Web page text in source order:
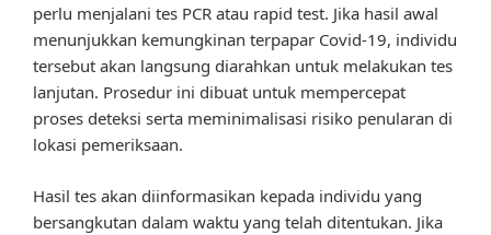
perlu menjalani tes PCR atau rapid test. Jika hasil awal
menunjukkan kemungkinan terpapar Covid-19, individu
tersebut akan langsung diarahkan untuk melakukan tes
lanjutan. Prosedur ini dibuat untuk mempercepat
proses deteksi serta meminimalisasi risiko penularan di
lokasi pemeriksaan.
Hasil tes akan diinformasikan kepada individu yang
bersangkutan dalam waktu yang telah ditentukan. Jika